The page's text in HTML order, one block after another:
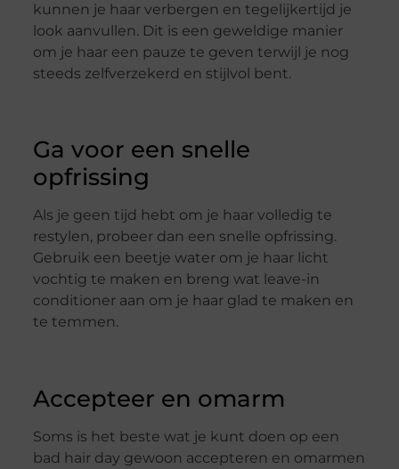
kunnen je haar verbergen en tegelijkertijd je
look aanvullen. Dit is een geweldige manier
om je haar een pauze te geven terwijl je nog
steeds zelfverzekerd en stijlvol bent.
Ga voor een snelle
opfrissing
Als je geen tijd hebt om je haar volledig te
restylen, probeer dan een snelle opfrissing.
Gebruik een beetje water om je haar licht
vochtig te maken en breng wat leave-in
conditioner aan om je haar glad te maken en
te temmen.
Accepteer en omarm
Soms is het beste wat je kunt doen op een
bad hair day gewoon accepteren en omarmen